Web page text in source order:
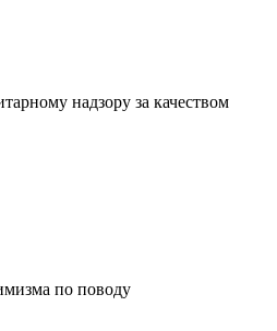
надзору за качеством
по поводу